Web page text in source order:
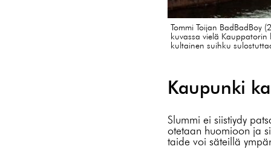
Tommi Toijan BadBadBoy
kuvassa vielä
kultainen suihku
Kaupunki
Slummi ei siistiydy
otetaan huomioon ja
taide voi säteillä